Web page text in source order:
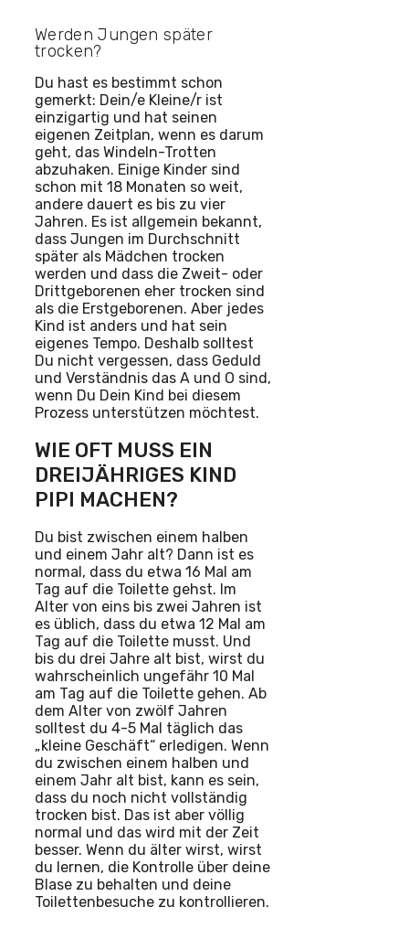
Werden Jungen später
trocken?
Du hast es bestimmt schon
gemerkt: Dein/e Kleine/r ist
einzigartig und hat seinen
eigenen Zeitplan, wenn es darum
geht, das Windeln-Trotten
abzuhaken. Einige Kinder sind
schon mit 18 Monaten so weit,
andere dauert es bis zu vier
Jahren. Es ist allgemein bekannt,
dass Jungen im Durchschnitt
später als Mädchen trocken
werden und dass die Zweit- oder
Drittgeborenen eher trocken sind
als die Erstgeborenen. Aber jedes
Kind ist anders und hat sein
eigenes Tempo. Deshalb solltest
Du nicht vergessen, dass Geduld
und Verständnis das A und O sind,
wenn Du Dein Kind bei diesem
Prozess unterstützen möchtest.
WIE OFT MUSS EIN
DREIJÄHRIGES KIND
PIPI MACHEN?
Du bist zwischen einem halben
und einem Jahr alt? Dann ist es
normal, dass du etwa 16 Mal am
Tag auf die Toilette gehst. Im
Alter von eins bis zwei Jahren ist
es üblich, dass du etwa 12 Mal am
Tag auf die Toilette musst. Und
bis du drei Jahre alt bist, wirst du
wahrscheinlich ungefähr 10 Mal
am Tag auf die Toilette gehen. Ab
dem Alter von zwölf Jahren
solltest du 4-5 Mal täglich das
„kleine Geschäft“ erledigen. Wenn
du zwischen einem halben und
einem Jahr alt bist, kann es sein,
dass du noch nicht vollständig
trocken bist. Das ist aber völlig
normal und das wird mit der Zeit
besser. Wenn du älter wirst, wirst
du lernen, die Kontrolle über deine
Blase zu behalten und deine
Toilettenbesuche zu kontrollieren.